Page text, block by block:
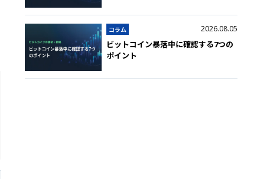
コラム 2026.08.05
ビットコイン暴落中に確認する7つの
ポイント